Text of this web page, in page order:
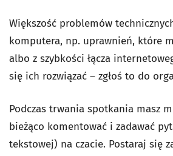
Większość problemów
komputera, np. uprawnień, które
albo z szybkości łącza
się ich rozwiązać – zgłoś to do
Podczas trwania spotkania masz
bieżąco komentować i zadawać
tekstowej) na czacie. Postaraj się